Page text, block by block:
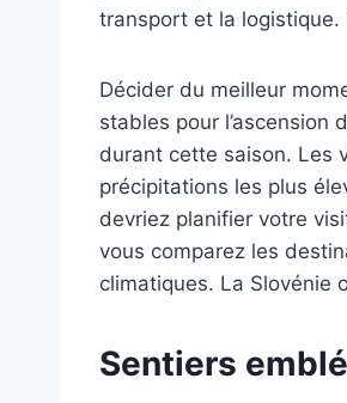
transport et la logistique.
Décider du meilleur
stables pour l’ascension
durant cette saison. Les
précipitations les plus
devriez planifier votre
vous comparez les
climatiques. La Slovénie
Sentiers